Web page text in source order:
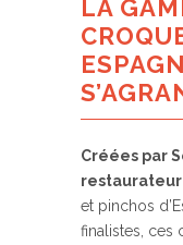
LA
Créées par
et pinchos
finalistes, ces